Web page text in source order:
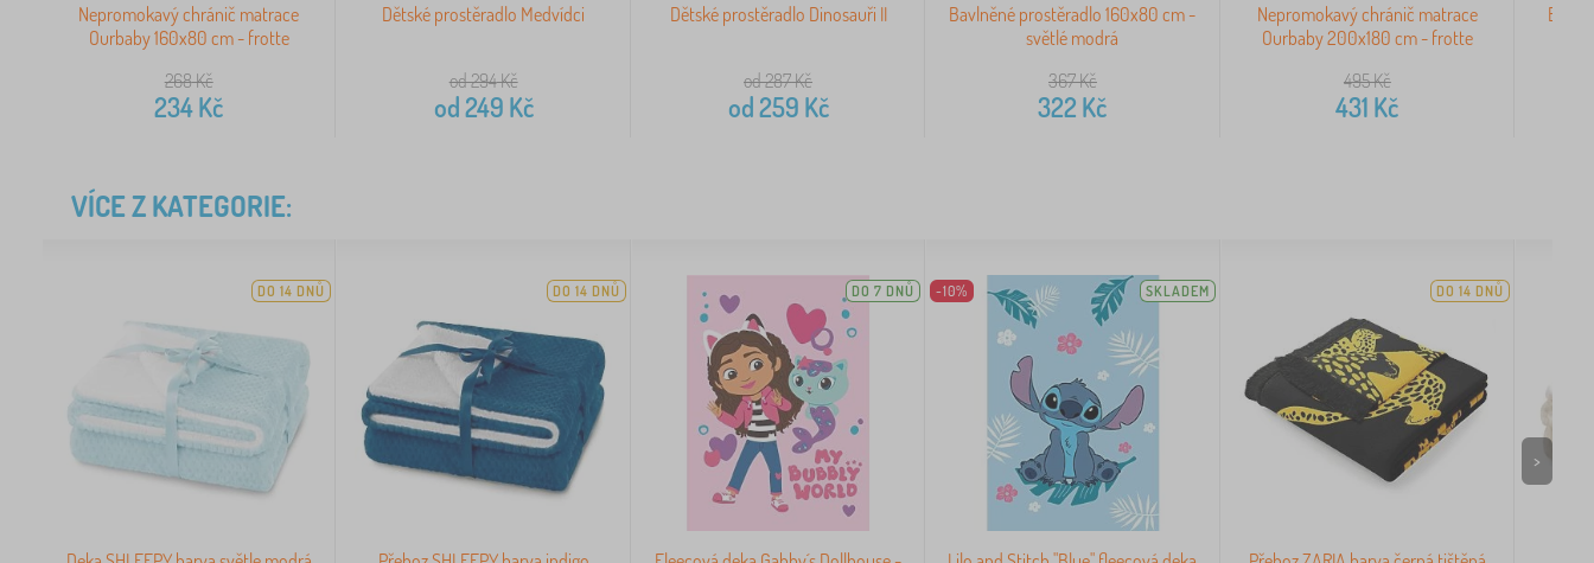
Nepromokavý chránič matrace
Ourbaby 160x80 cm - frotte
268Kč
234Kč
Dětské prostěradlo Medvídci
od 294Kč
od249 Kč
Dětské prostěradlo Dinosauři II
od 287Kč
od259 Kč
Bavlněné prostěradlo 160x80 cm -
světlé modrá
367Kč
322 Kč
Nepromokavý chránič matrace
Ourbaby 200x180 cm - frotte
495Kč
431 Kč
VÍCE Z KATEGORIE:
DO 14 DNŮ DO 14 DNŮ DO 7 DNŮ -10% SKLADEM DO 14 DNŮ
>